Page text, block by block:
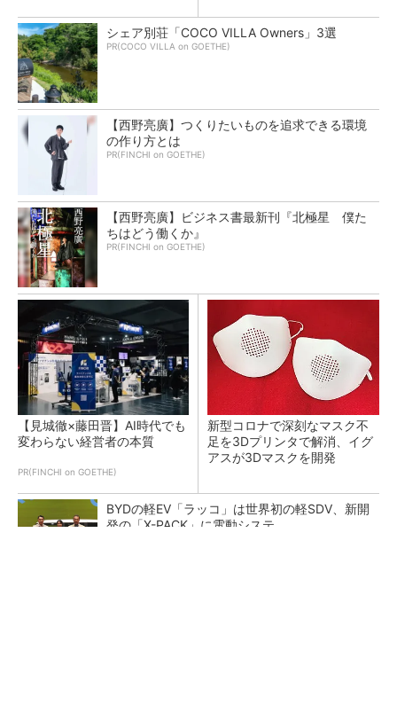
シェア別荘「COCO VILLA Owners」3選
PR(COCO VILLA on GOETHE)
【西野亮廣】つくりたいものを追求できる環境
の作り方とは
PR(FINCHI on GOETHE)
【西野亮廣】ビジネス書最新刊『北極星 僕た
ちはどう働くか』
PR(FINCHI on GOETHE)
【見城徹×藤田晋】AI時代でも
変わらない経営者の本質
PR(FINCHI on GOETHE)
新型コロナで深刻なマスク不
足を3Dプリンタで解消、イグ
アスが3Dマスクを開発
BYDの軽EV「ラッコ」は世界初の軽SDV、新開
発の「X-PACK」に電動システ...